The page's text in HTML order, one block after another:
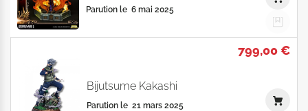
Parution le 6 mai 2025
799,00 €
Bijutsume Kakashi
Parution le 21 mars 2025